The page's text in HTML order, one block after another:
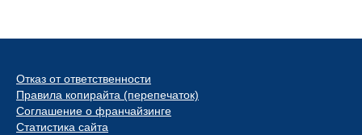
Отказ от ответственности
Правила копирайта (перепечаток)
Соглашение о франчайзинге
Статистика сайта